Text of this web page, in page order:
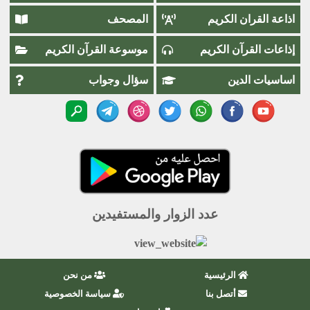
اذاعة القران الكريم المصحف
إذاعات القرآن الكريم موسوعة القرآن الكريم
اساسيات الدين سؤال وجواب
عدد الزوار والمستفيدين
الرئيسية
من نحن
أتصل بنا
سياسة الخصوصية